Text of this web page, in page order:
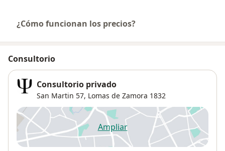
¿Cómo funcionan los precios?
Consultorio
Consultorio privado
San Martin 57, Lomas de Zamora 1832
Ampliarse abre en una nueva